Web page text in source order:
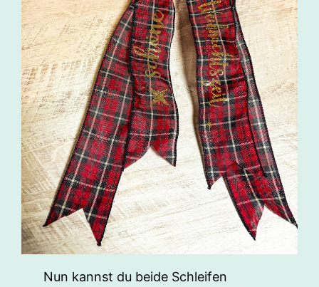
Nun kannst du beide Schleifen